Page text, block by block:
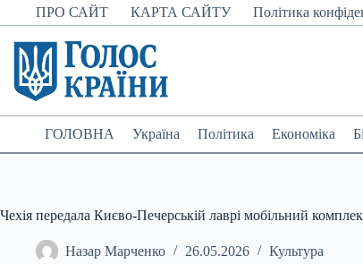
Перейти
до
вмісту
ПРО САЙТ КАРТА САЙТУ Політика
ГОЛОВНА Україна Політика Економіка
Чехія передала Києво-Печерській лаврі мобільний
Назар Марченко 26.05.2026 Культура